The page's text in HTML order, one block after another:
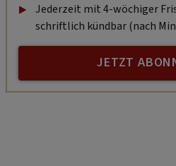
Jederzeit mit 4-wöchiger
schriftlich kündbar (nach
JETZT